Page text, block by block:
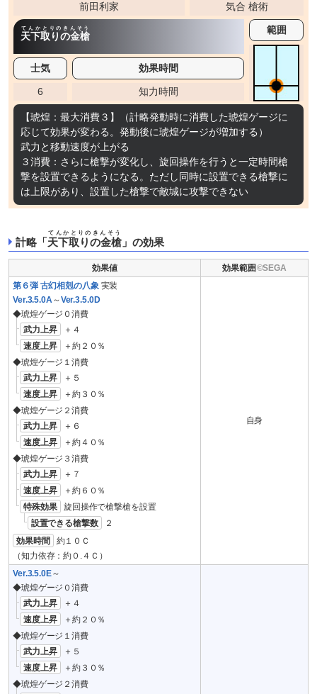
前田利家 気合 槍術
天下取りの金槍
てんかとりのきんそう 範囲
士気 効果時間
6 知力時間
【琥煌：最大消費３】（計略発動時に消費した琥煌ゲージに
応じて効果が変わる。発動後に琥煌ゲージが増加する）
武力と移動速度が上がる
３消費：さらに槍撃が変化し、旋回操作を行うと一定時間槍
撃を設置できるようになる。ただし同時に設置できる槍撃に
は上限があり、設置した槍撃で敵城に攻撃できない
計略「 天下取りの金槍
てんかとりのきんそう
」の効果
効果値
効果範囲
第６弾 古幻相剋の八象 実装
Ver.3.5.0A ～Ver.3.5.0D
◆琥煌ゲージ０消費
武力上昇
＋４
速度上昇
＋約２０％
◆琥煌ゲージ１消費
武力上昇
＋５
速度上昇
＋約３０％
◆琥煌ゲージ２消費
武力上昇
＋６
速度上昇
＋約４０％
◆琥煌ゲージ３消費
武力上昇
＋７
速度上昇
＋約６０％
特殊効果
旋回操作で槍撃槍を設置
設置できる槍撃数
２
効果時間
約１０Ｃ
（知力依存：約０.４Ｃ）
自身
Ver.3.5.0E～
◆琥煌ゲージ０消費
武力上昇
＋４
速度上昇
＋約２０％
◆琥煌ゲージ１消費
武力上昇
＋５
速度上昇
＋約３０％
◆琥煌ゲージ２消費